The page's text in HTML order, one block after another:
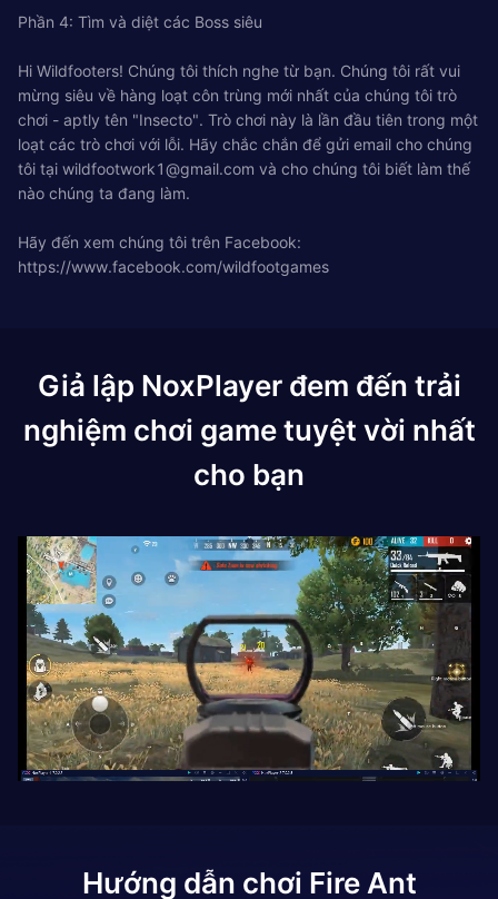
Phần 4: Tìm và diệt các Boss siêu
Hi Wildfooters! Chúng tôi thích nghe từ bạn. Chúng tôi rất vui
mừng siêu về hàng loạt côn trùng mới nhất của chúng tôi trò
chơi - aptly tên "Insecto". Trò chơi này là lần đầu tiên trong một
loạt các trò chơi với lỗi. Hãy chắc chắn để gửi email cho chúng
tôi tại wildfootwork1@gmail.com và cho chúng tôi biết làm thế
nào chúng ta đang làm.
Hãy đến xem chúng tôi trên Facebook:
https://www.facebook.com/wildfootgames
Giả lập NoxPlayer đem đến trải
nghiệm chơi game tuyệt vời nhất
cho bạn
Hướng dẫn chơi Fire Ant